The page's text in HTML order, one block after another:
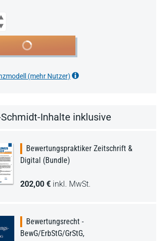
In den Warenkorb
(mehr Nutzer)
Inhalte inklusive
Bewertungspraktiker Zeitschrift &
Digital (Bundle)
202,00 € inkl. MwSt.
Bewertungsrecht -
BewG/ErbStG/GrStG,